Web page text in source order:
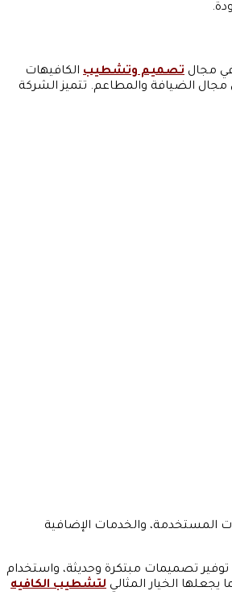
مجال تصميم وتشطيب الكافيهات
مجال الضيافة والمطاعم. تتميز الشركة
المستخدمة، والخدمات الإضافية
تصميمات مبتكرة وحديثة، واستخدام
الخيار المثالي لتشطيب الكافيه